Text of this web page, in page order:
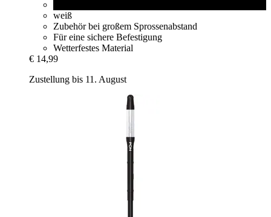
weiß
Zubehör bei großem Sprossenabstand
Für eine sichere Befestigung
Wetterfestes Material
€ 14,99
Zustellung bis 11. August